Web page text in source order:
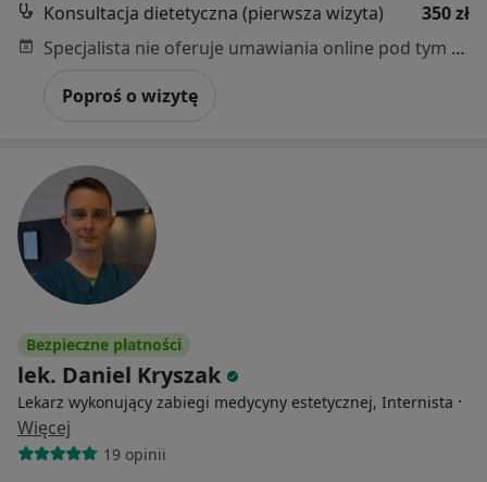
Konsultacja dietetyczna (pierwsza wizyta)
350 zł
Specjalista nie oferuje umawiania online pod tym adresem.
Poproś o wizytę
Bezpieczne płatności
lek. Daniel Kryszak
Lekarz wykonujący zabiegi medycyny estetycznej, Internista ·
Więcej
19 opinii